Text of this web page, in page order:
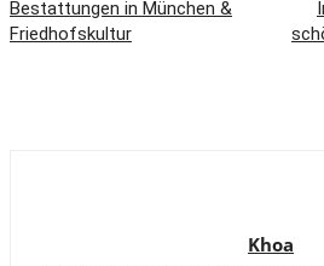
Bestattungen in München &
Friedhofskultur
Khoa